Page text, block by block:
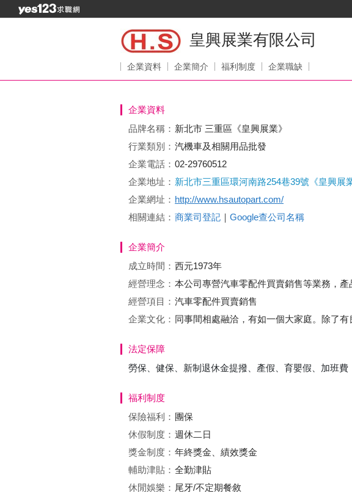
皇興展業有限公司
企業資料 企業簡介 福利制度 企業職缺
企業資料
品牌名稱： 新北市 三重區《皇興展業》
行業類別： 汽機車及相關用品批發
企業電話： 02-29760512
企業地址： 新北市三重區環河南路254巷39號《皇興展
企業網址： http://www.hsautopart.com/
相關連結： 商業司登記 ｜ Google查公司名稱
企業簡介
成立時間： 西元1973年
經營理念： 本公司專營汽車零配件買賣銷售等業務，
經營項目： 汽車零配件買賣銷售
企業文化： 同事間相處融洽，有如一個大家庭。除了
法定保障
勞保、健保、新制退休金提撥、產假、育嬰假、加班費
福利制度
保險福利： 團保
休假制度： 週休二日
獎金制度： 年終獎金、績效獎金
輔助津貼： 全勤津貼
休閒娛樂： 尾牙/不定期餐敘